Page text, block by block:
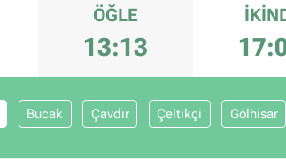
ÖĞLE
13:13
Bucak Çavdır Çeltikçi Gölhisar